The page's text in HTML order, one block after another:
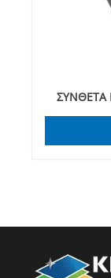
ΣΥΝΘΕΤΑ